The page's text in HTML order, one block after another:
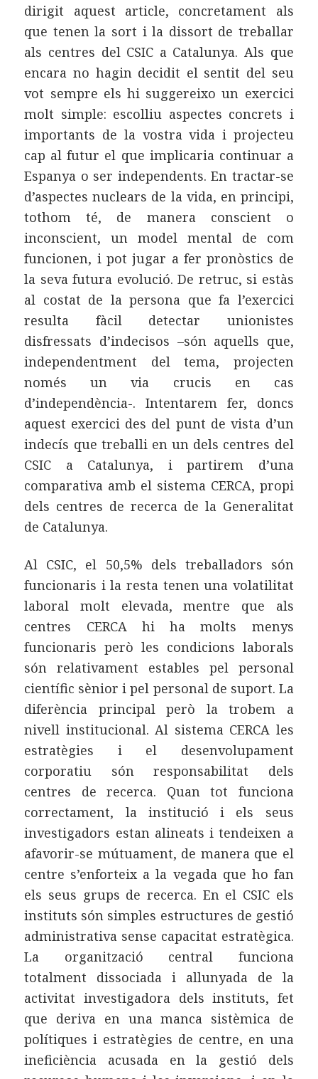
dirigit aquest article, concretament als
que tenen la sort i la dissort de treballar
als centres del CSIC a Catalunya. Als que
encara no hagin decidit el sentit del seu
vot sempre els hi suggereixo un exercici
molt simple: escolliu aspectes concrets i
importants de la vostra vida i projecteu
cap al futur el que implicaria continuar a
Espanya o ser independents. En tractar-se
d’aspectes nuclears de la vida, en principi,
tothom té, de manera conscient o
inconscient, un model mental de com
funcionen, i pot jugar a fer pronòstics de
la seva futura evolució. De retruc, si estàs
al costat de la persona que fa l’exercici
resulta fàcil detectar unionistes
disfressats d’indecisos –són aquells que,
independentment del tema, projecten
només un via crucis en cas
d’independència-. Intentarem fer, doncs
aquest exercici des del punt de vista d’un
indecís que treballi en un dels centres del
CSIC a Catalunya, i partirem d’una
comparativa amb el sistema CERCA, propi
dels centres de recerca de la Generalitat
de Catalunya.
Al CSIC, el 50,5% dels treballadors són
funcionaris i la resta tenen una volatilitat
laboral molt elevada, mentre que als
centres CERCA hi ha molts menys
funcionaris però les condicions laborals
són relativament estables pel personal
científic sènior i pel personal de suport. La
diferència principal però la trobem a
nivell institucional. Al sistema CERCA les
estratègies i el desenvolupament
corporatiu són responsabilitat dels
centres de recerca. Quan tot funciona
correctament, la institució i els seus
investigadors estan alineats i tendeixen a
afavorir-se mútuament, de manera que el
centre s’enforteix a la vegada que ho fan
els seus grups de recerca. En el CSIC els
instituts són simples estructures de gestió
administrativa sense capacitat estratègica.
La organització central funciona
totalment dissociada i allunyada de la
activitat investigadora dels instituts, fet
que deriva en una manca sistèmica de
polítiques i estratègies de centre, en una
ineficiència acusada en la gestió dels